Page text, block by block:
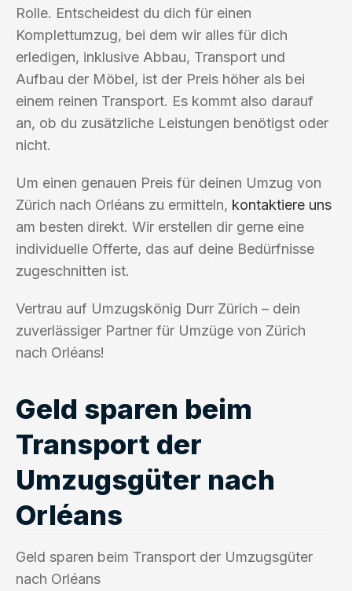
Rolle. Entscheidest du dich für einen
Komplettumzug, bei dem wir alles für dich
erledigen, inklusive Abbau, Transport und
Aufbau der Möbel, ist der Preis höher als bei
einem reinen Transport. Es kommt also darauf
an, ob du zusätzliche Leistungen benötigst oder
nicht.
Um einen genauen Preis für deinen Umzug von
Zürich nach Orléans zu ermitteln, kontaktiere uns
am besten direkt. Wir erstellen dir gerne eine
individuelle Offerte, das auf deine Bedürfnisse
zugeschnitten ist.
Vertrau auf Umzugskönig Durr Zürich – dein
zuverlässiger Partner für Umzüge von Zürich
nach Orléans!
Geld sparen beim
Transport der
Umzugsgüter nach
Orléans
Geld sparen beim Transport der Umzugsgüter
nach Orléans